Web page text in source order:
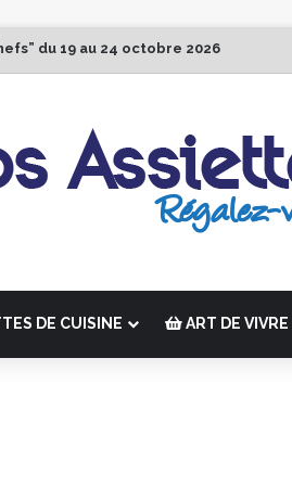
du 19 au 24 octobre 2026
DE CUISINE ART DE VIVRE